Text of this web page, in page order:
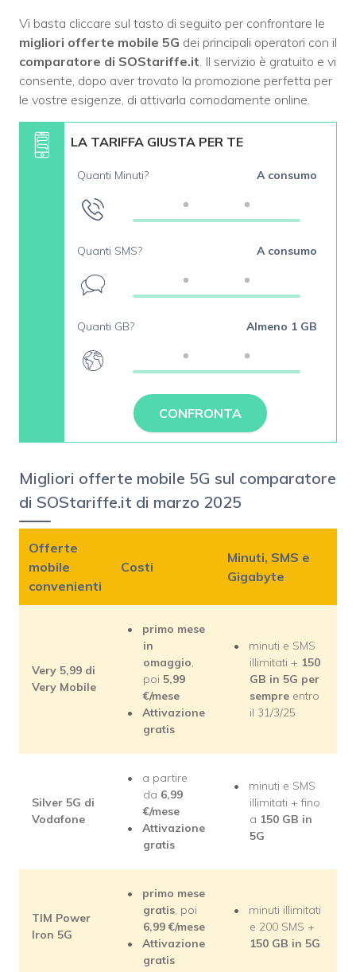
Vi basta cliccare sul tasto di seguito per confrontare le
migliori offerte mobile 5G dei principali operatori con il
comparatore di SOStariffe.it . Il servizio è gratuito e vi
consente, dopo aver trovato la promozione perfetta per
le vostre esigenze, di attivarla comodamente online.
LA TARIFFA GIUSTA PER TE
Quanti Minuti? A consumo
Quanti SMS? A consumo
Quanti GB? Almeno 1 GB
CONFRONTA
Migliori offerte mobile 5G sul comparatore
di SOStariffe.it di marzo 2025
Offerte
mobile
convenienti
Costi
Minuti, SMS e
Gigabyte
Very 5,99 di
Very Mobile
primo mese
in
omaggio,
poi 5,99
€/mese
Attivazione
gratis
minuti e SMS
illimitati + 150
GB in 5G per
sempre entro
il 31/3/25
Silver 5G di
Vodafone
a partire
da 6,99
€/mese
Attivazione
gratis
minuti e SMS
illimitati + fino
a 150 GB in
5G
TIM Power
Iron 5G
primo mese
gratis, poi
6,99 €/mese
Attivazione
gratis
minuti illimitati
e 200 SMS +
150 GB in 5G